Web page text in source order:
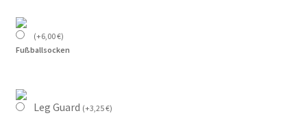
(+6,00€)
Fußballsocken
Leg Guard (+3,25€)